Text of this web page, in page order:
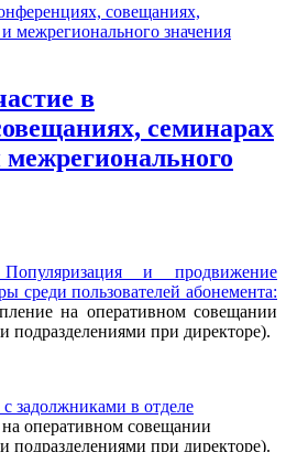
совещаниях,
межрегионального значения
в
семинарах
межрегионального
и продвижение
среди пользователей абонемента:
на оперативном совещании
подразделениями при директоре).
задолжниками в отделе
оперативном совещании
подразделениями при директоре).